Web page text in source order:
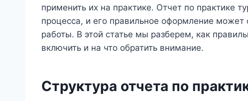
применить их на практике. Отчет по практике
процесса, и его правильное оформление
работы. В этой статье мы разберем, как
включить и на что обратить внимание.
Структура отчета по